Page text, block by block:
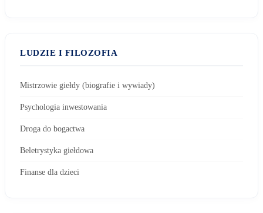
LUDZIE I FILOZOFIA
Mistrzowie giełdy (biografie i wywiady)
Psychologia inwestowania
Droga do bogactwa
Beletrystyka giełdowa
Finanse dla dzieci